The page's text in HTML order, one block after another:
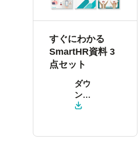
すぐにわかる
SmartHR資料 3
点セット
ダウ
ン
ロー